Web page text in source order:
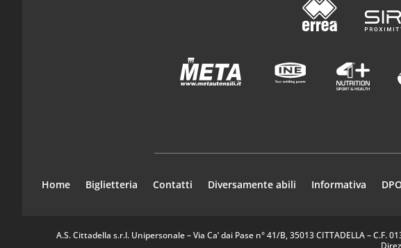
Home Biglietteria Contatti Diversamente abili Informativa
A.S. Cittadella s.r.l. Unipersonale – Via Ca’ dai Pase n° 41/B, 35013 CITTADELLA – C.F.